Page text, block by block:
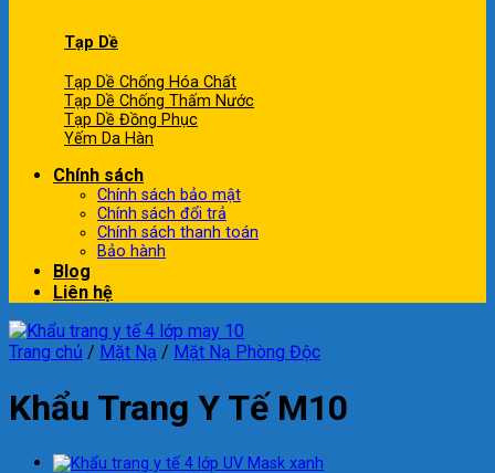
Tạp Dề
Tạp Dề Chống Hóa Chất
Tạp Dề Chống Thấm Nước
Tạp Dề Đồng Phục
Yếm Da Hàn
Chính sách
Chính sách bảo mật
Chính sách đổi trả
Chính sách thanh toán
Bảo hành
Blog
Liên hệ
Trang chủ / Mặt Nạ / Mặt Nạ Phòng Độc
Khẩu Trang Y Tế M10